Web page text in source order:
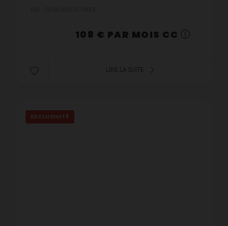
108 € PAR MOIS CC
LIRE LA SUITE
EXCLUSIVITÉ